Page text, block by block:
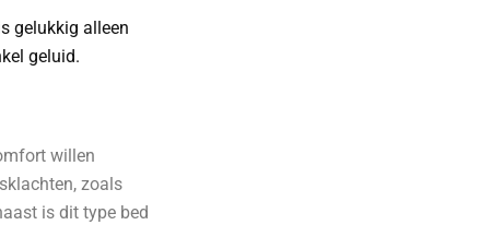
gelukkig alleen
geluid.
willen
zoals
is dit type bed